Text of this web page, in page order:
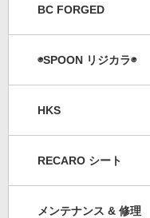
BC FORGED
◉SPOON リジカラ◉
HKS
RECARO シート
メンテナンス & 修理